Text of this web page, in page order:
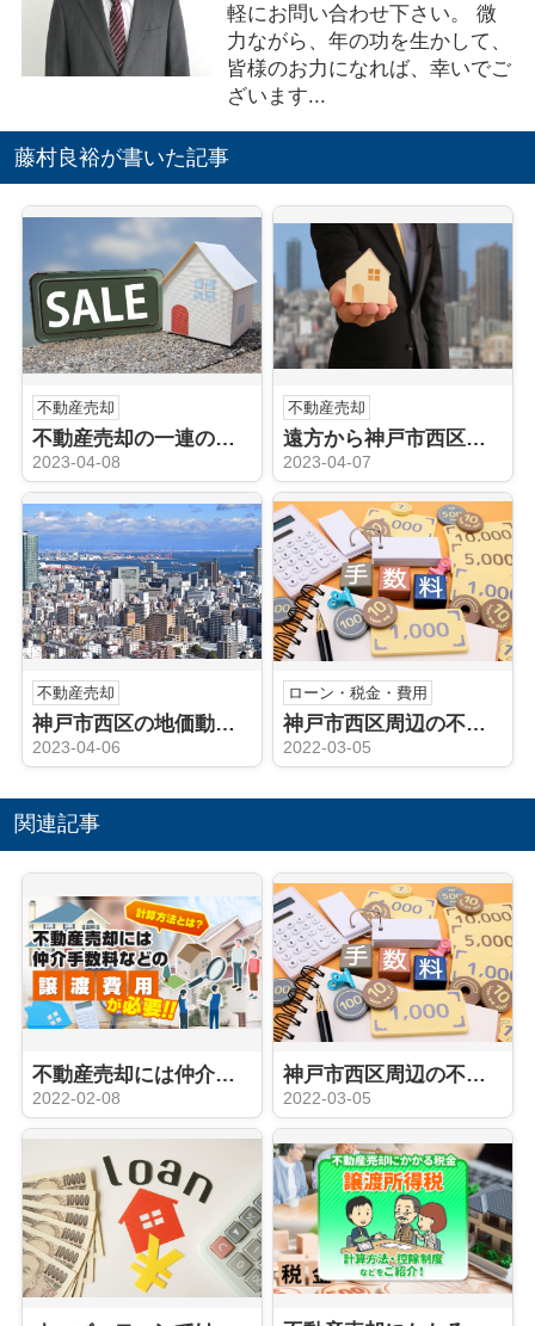
軽にお問い合わせ下さい。 微
力ながら、年の功を生かして、
皆様のお力になれば、幸いでご
ざいます...
藤村良裕が書いた記事
不動産売却
不動産売却の一連の流れにと媒介契約ついてご紹介
2023-04-08
不動産売却
遠方から神戸市西区周辺にある不動産を売却する方法は？売却の流れを解説！
2023-04-07
不動産売却
神戸市西区の地価動向や人口動態は？不動産売却のタイミングはいつ？
2023-04-06
ローン・税金・費用
神戸市西区周辺の不動産売却における仲介手数料とは？相場と計算方法を解説！
2022-03-05
関連記事
不動産売却には仲介手数料などの譲渡費用が必要！計算方法とは？
2022-02-08
神戸市西区周辺の不動産売却における仲介手数料とは？相場と計算方法を解説！
2022-03-05